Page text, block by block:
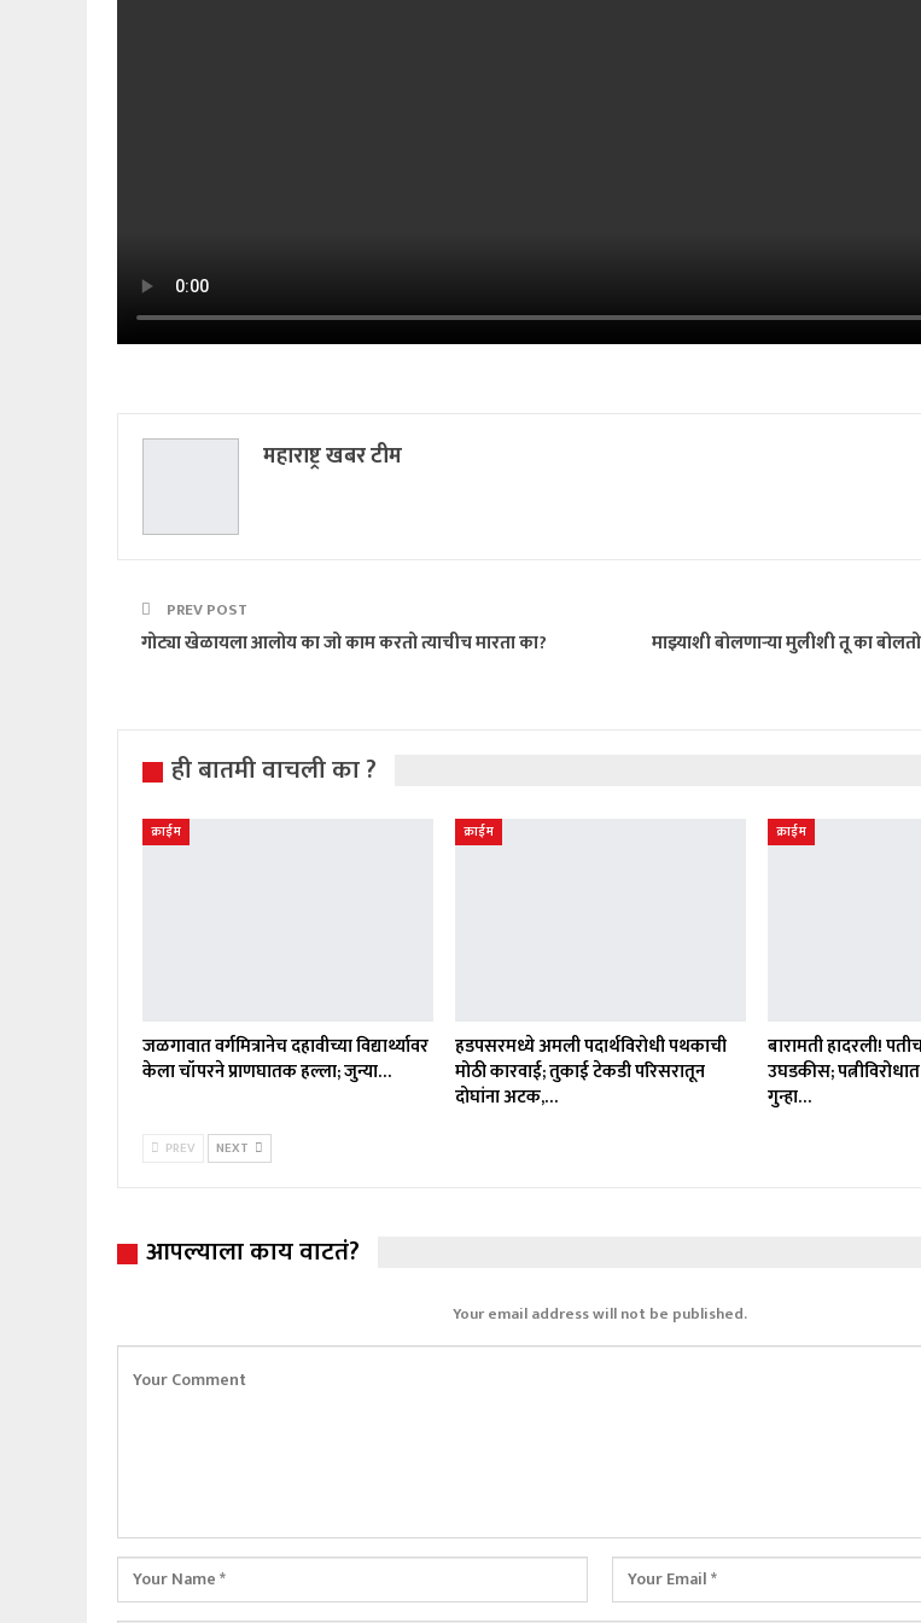
महाराष्ट्र खबर टीम
PREV POST
गोट्या खेळायला आलोय का जो काम करतो त्याचीच मारता का?
माझ्याशी बोलणाऱ्या मुलीशी तू का
ही बातमी वाचली का ?
क्राईम
जळगावात वर्गमित्रानेच दहावीच्या विद्यार्थ्यावर
केला चॉपरने प्राणघातक हल्ला; जुन्या…
क्राईम
हडपसरमध्ये अमली पदार्थविरोधी पथकाची
मोठी कारवाई; तुकाई टेकडी परिसरातून
दोघांना अटक,…
क्राईम
बारामती हादरली!
उघडकीस; पत्नीविरोधात
गुन्हा…
PREV NEXT
आपल्याला काय वाटतं?
Your email address will not be published.